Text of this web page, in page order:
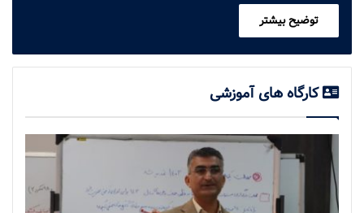
توضیح بیشتر
کارگاه های آموزشی